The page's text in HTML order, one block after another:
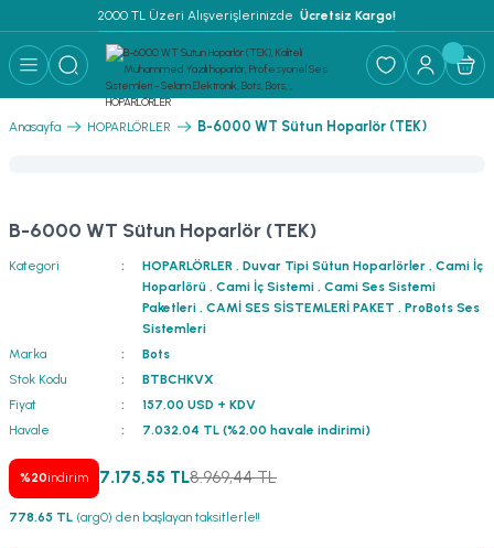
2000 TL Üzeri Alışverişlerinizde Ücretsiz Kargo!
Geri Dön
Geri Dön
Geri Dön
Geri Dön
Geri Dön
Geri Dön
Geri Dön
Geri Dön
Geri Dön
Pako Şalter
Anasayfa HOPARLÖRLER B-6000 WT Sütun Hoparlör (TEK)
B-6000 WT Sütun Hoparlör (TEK)
Kategori HOPARLÖRLER ,Duvar Tipi Sütun Hoparlörler ,Cami İç
Hoparlörü ,Cami İç Sistemi ,Cami Ses Sistemi
Paketleri ,CAMİ SES SİSTEMLERİ PAKET ,ProBots Ses
Sistemleri
Marka
Bots
Stok Kodu
BTBCHKVX
Fiyat
157,00 USD + KDV
Havale
7.032,04 TL (%2,00 havale indirimi)
%20indirim 7.175,55 TL8.969,44 TL
778,65 TL (arg0) den başlayan taksitlerle!!